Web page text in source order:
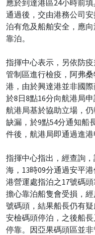
應於到達港區24小時前
通過後，交由港務公司
泊有危及船舶安全，應
靠泊。
指揮中心表示，另依防
管制區進行檢疫，阿弗
港，由於興達港並非國
於8日8點16分向航港局
航港局基於協助立場，
缺漏，於9點54分通知船
件後，航港局即通過進港
指揮中心指出，經查詢
海，13時09分通過安平
港營運處指泊之17號碼
擔心靠泊船隻會受損，
號碼頭，結果船長仍有
安檢碼頭停泊，之後船
停靠。因亞果碼頭區並